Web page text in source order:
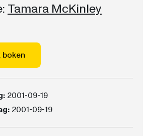
Tamara McKinley
boken
2001-09-19
2001-09-19